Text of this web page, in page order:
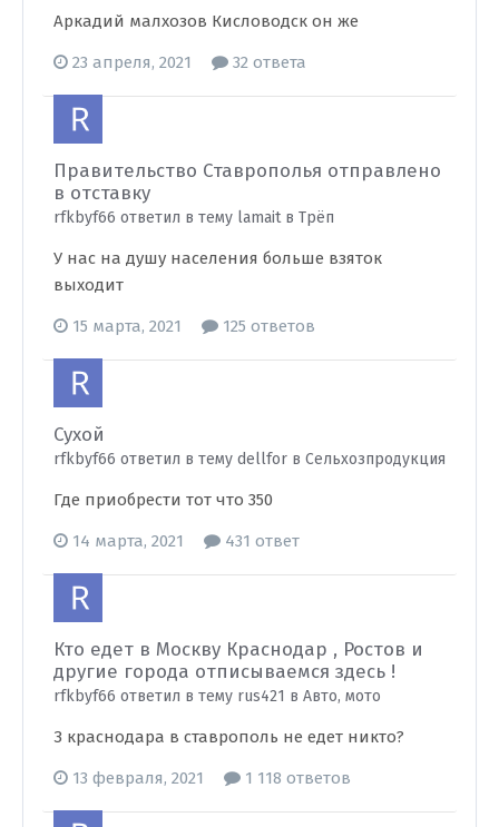
Аркадий малхозов Кисловодск он же
23 апреля, 2021 32 ответа
Правительство Ставрополья отправлено
в отставку
rfkbyf66 ответил в тему lamait в Трёп
У нас на душу населения больше взяток
выходит
15 марта, 2021 125 ответов
Сухой
rfkbyf66 ответил в тему dellfor в Сельхозпродукция
Где приобрести тот что 350
14 марта, 2021 431 ответ
Кто едет в Москву Краснодар , Ростов и
другие города отписываемся здесь !
rfkbyf66 ответил в тему rus421 в Авто, мото
З краснодара в ставрополь не едет никто?
13 февраля, 2021 1 118 ответов